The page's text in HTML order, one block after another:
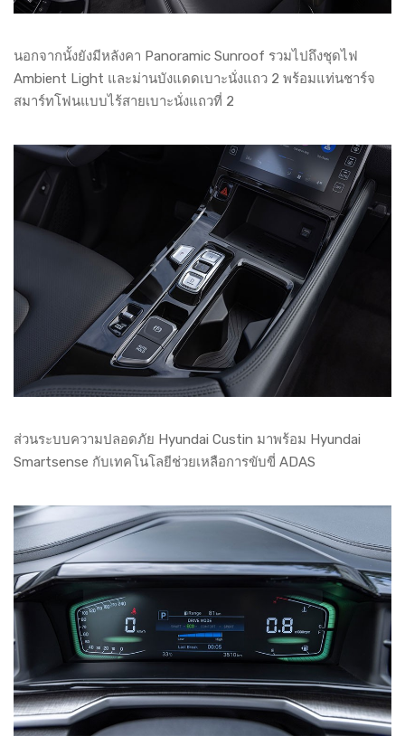
นอกจากนั้งยังมีหลังคา Panoramic Sunroof รวมไปถึงชุดไฟ
Ambient Light และม่านบังแดดเบาะนั่งแถว 2 พร้อมแท่นชาร์จ
สมาร์ทโฟนแบบไร้สายเบาะนั่งแถวที่ 2
ส่วนระบบความปลอดภัย Hyundai Custin มาพร้อม Hyundai
Smartsense กับเทคโนโลยีช่วยเหลือการขับขี่ ADAS